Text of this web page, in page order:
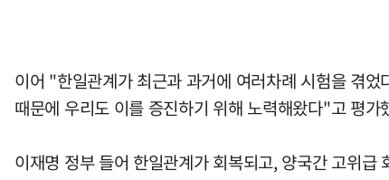
이어 "한일관계가 최근과 과거에 여러차례 시험을 겪
때문에 우리도 이를 증진하기 위해 노력해왔다"고 평가
이재명 정부 들어 한일관계가 회복되고, 양국간 고위